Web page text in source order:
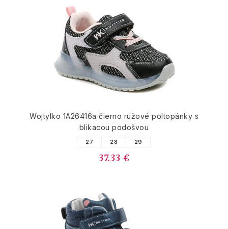
Wojtylko 1A26416a čierno ružové poltopánky s
blikacou podošvou
27 28 29
37.33 €